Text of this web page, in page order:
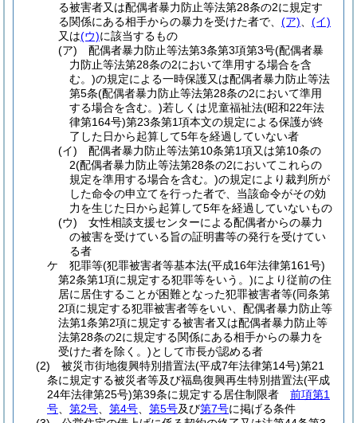
る被害者又は配偶者暴力防止等法第28条の2に規定す
る関係にある相手からの暴力を受けた者で、 (ア)
(イ)
又は(ウ)に該当するもの
(ア)
配偶者暴力防止等法第3条第3項第3号(配偶者暴
力防止等法第28条の2において準用する場合を含
む。)の規定による一時保護又は配偶者暴力防止等法
第5条(配偶者暴力防止等法第28条の2において準用
する場合を含む。)若しくは児童福祉法(昭和22年法
律第164号)第23条第1項本文の規定による保護が終
了した日から起算して5年を経過していない者
(イ)
配偶者暴力防止等法第10条第1項又は第10条の
2(配偶者暴力防止等法第28条の2においてこれらの
規定を準用する場合を含む。)の規定により裁判所が
した命令の申立てを行った者で、当該命令がその効
力を生じた日から起算して5年を経過していないもの
(ウ)
女性相談支援センターによる配偶者からの暴力
の被害を受けている旨の証明書等の発行を受けてい
る者
ケ
犯罪等(犯罪被害者等基本法(平成16年法律第161号)
第2条第1項に規定する犯罪等をいう。)により従前の住
居に居住することが困難となった犯罪被害者等(同条第
2項に規定する犯罪被害者等をいい、配偶者暴力防止等
法第1条第2項に規定する被害者又は配偶者暴力防止等
法第28条の2に規定する関係にある相手からの暴力を
受けた者を除く。)として市長が認める者
(2)
被災市街地復興特別措置法(平成7年法律第14号)第21
条に規定する被災者等及び福島復興再生特別措置法(平成
24年法律第25号)第39条に規定する居住制限者 前項第1
号
第2号 第4号 第5号及び第7号に掲げる条件